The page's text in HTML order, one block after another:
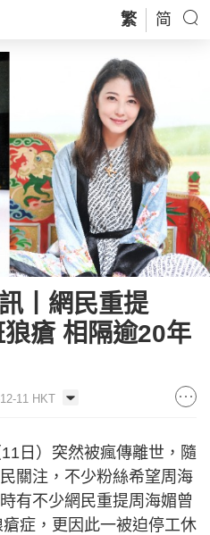
繁 简
丨網民重提
瘡 相隔逾20年
11 HKT
日）突然被瘋傳離世，隨
關注，不少粉絲希望周海
有不少網民重提周海媚曾
症，更因此一被迫停工休